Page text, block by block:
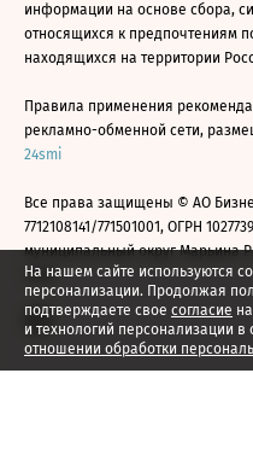
На нашем сайте используются
персонализации. Продолжая
подтверждаете свое согласие
и технологий персонализации в
отношении обработки
информации на основе сбора,
относящихся к предпочтениям
находящихся на территории
Правила применения
рекламно-обменной сети,
24smi
Все права защищены © АО
7712108141/771501001, ОГРН
муниципальный округ Марьина
2026